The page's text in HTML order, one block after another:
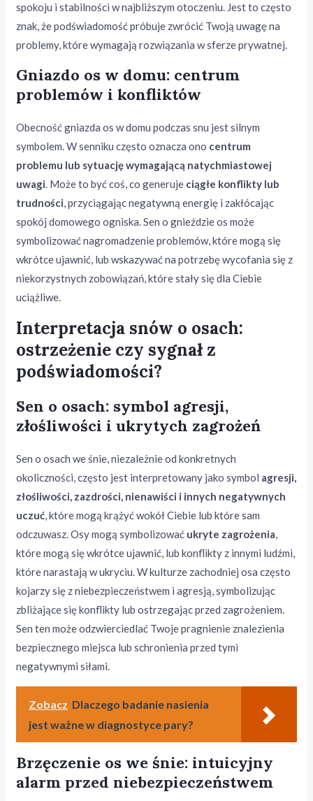
spokoju i stabilności w najbliższym otoczeniu. Jest to często
znak, że podświadomość próbuje zwrócić Twoją uwagę na
problemy, które wymagają rozwiązania w sferze prywatnej.
Gniazdo os w domu: centrum
problemów i konfliktów
Obecność gniazda os w domu podczas snu jest silnym
symbolem. W senniku często oznacza ono centrum
problemu lub sytuację wymagającą natychmiastowej
uwagi. Może to być coś, co generuje ciągłe konflikty lub
trudności, przyciągając negatywną energię i zakłócając
spokój domowego ogniska. Sen o gnieździe os może
symbolizować nagromadzenie problemów, które mogą się
wkrótce ujawnić, lub wskazywać na potrzebę wycofania się z
niekorzystnych zobowiązań, które stały się dla Ciebie
uciążliwe.
Interpretacja snów o osach:
ostrzeżenie czy sygnał z
podświadomości?
Sen o osach: symbol agresji,
złośliwości i ukrytych zagrożeń
Sen o osach we śnie, niezależnie od konkretnych
okoliczności, często jest interpretowany jako symbol agresji,
złośliwości, zazdrości, nienawiści i innych negatywnych
uczuć, które mogą krążyć wokół Ciebie lub które sam
odczuwasz. Osy mogą symbolizować ukryte zagrożenia,
które mogą się wkrótce ujawnić, lub konflikty z innymi ludźmi,
które narastają w ukryciu. W kulturze zachodniej osa często
kojarzy się z niebezpieczeństwem i agresją, symbolizując
zbliżające się konflikty lub ostrzegając przed zagrożeniem.
Sen ten może odzwierciedlać Twoje pragnienie znalezienia
bezpiecznego miejsca lub schronienia przed tymi
negatywnymi siłami.
Zobacz Dlaczego badanie nasienia
jest ważne w diagnostyce pary?
Brzęczenie os we śnie: intuicyjny
alarm przed niebezpieczeństwem